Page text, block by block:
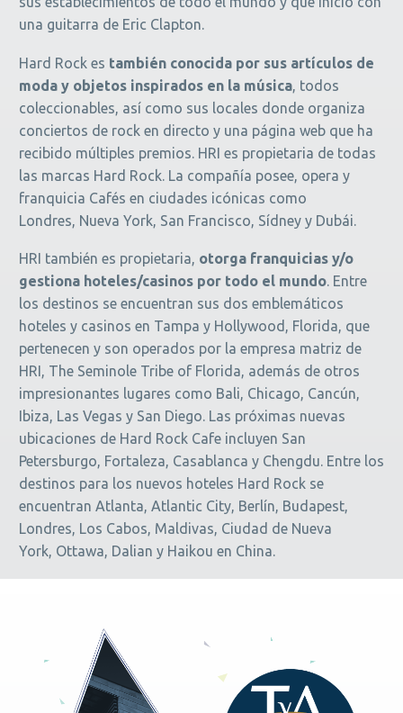
una guitarra de Eric Clapton.
Hard Rock es también conocida por sus artículos de
moda y objetos inspirados en la música, todos
coleccionables, así como sus locales donde organiza
conciertos de rock en directo y una página web que ha
recibido múltiples premios. HRI es propietaria de todas
las marcas Hard Rock. La compañía posee, opera y
franquicia Cafés en ciudades icónicas como
Londres, Nueva York, San Francisco, Sídney y Dubái.
HRI también es propietaria, otorga franquicias y/o
gestiona hoteles/casinos por todo el mundo. Entre
los destinos se encuentran sus dos emblemáticos
hoteles y casinos en Tampa y Hollywood, Florida, que
pertenecen y son operados por la empresa matriz de
HRI, The Seminole Tribe of Florida, además de otros
impresionantes lugares como Bali, Chicago, Cancún,
Ibiza, Las Vegas y San Diego. Las próximas nuevas
ubicaciones de Hard Rock Cafe incluyen San
Petersburgo, Fortaleza, Casablanca y Chengdu. Entre los
destinos para los nuevos hoteles Hard Rock se
encuentran Atlanta, Atlantic City, Berlín, Budapest,
Londres, Los Cabos, Maldivas, Ciudad de Nueva
York, Ottawa, Dalian y Haikou en China.